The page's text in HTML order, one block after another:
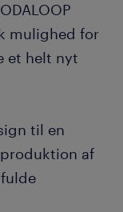
mulighed for
et helt nyt
til en
af